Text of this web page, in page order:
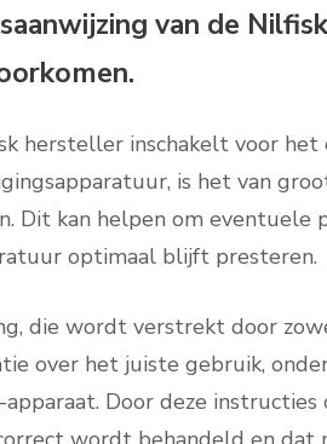
van de
hersteller inschakelt voor
is het van
Dit kan helpen om eventuele
optimaal blijft presteren.
die wordt verstrekt door
over het juiste gebruik,
Door deze